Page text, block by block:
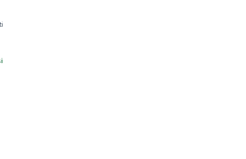
per categoria: Contenuti